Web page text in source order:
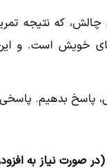
چالش، که نتیجه
خویش است. و این
پاسخ بدهیم.
(در صورت نیاز به